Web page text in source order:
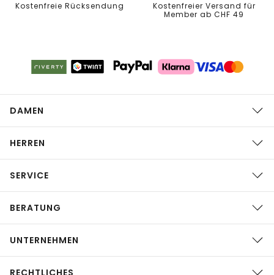
Kostenfreie Rücksendung
Kostenfreier Versand für
Member ab CHF 49
DAMEN
HERREN
SERVICE
BERATUNG
UNTERNEHMEN
RECHTLICHES